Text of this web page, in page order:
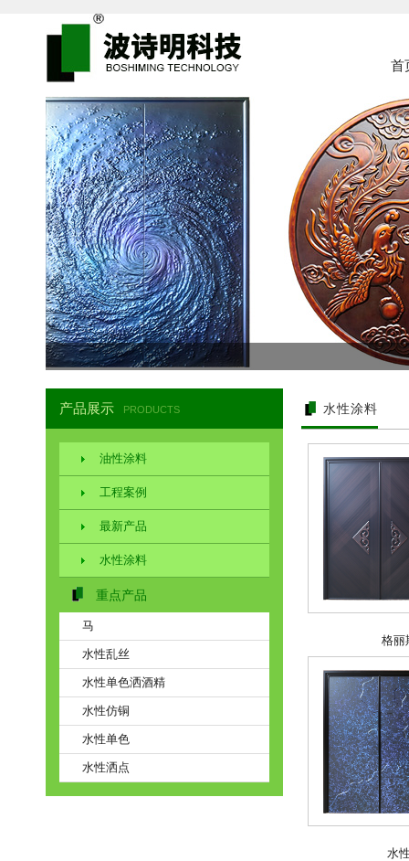
首
产品展示 PRODUCTS
油性涂料
工程案例
最新产品
水性涂料
重点产品
马
水性乱丝
水性单色洒酒精
水性仿铜
水性单色
水性洒点
水性涂料
格丽
水